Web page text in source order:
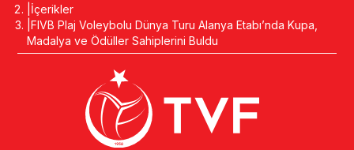
İçerikler
FIVB Plaj Voleybolu Dünya Turu Alanya Etabı’nda Kupa,
Madalya ve Ödüller Sahiplerini Buldu